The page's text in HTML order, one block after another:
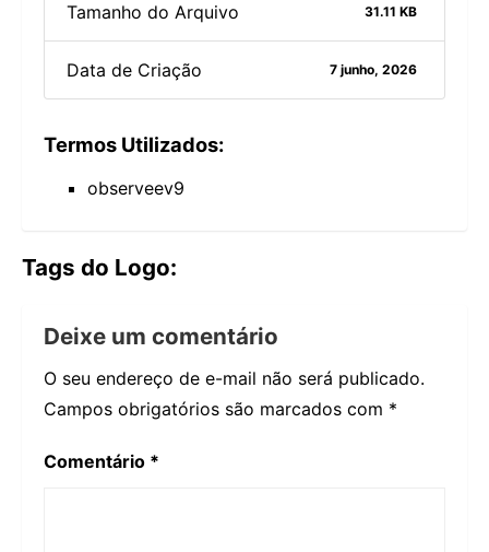
Tamanho do Arquivo 31.11 KB
Data de Criação 7 junho, 2026
Termos Utilizados:
observeev9
Tags do Logo:
Deixe um comentário
O seu endereço de e-mail não será publicado.
Campos obrigatórios são marcados com *
Comentário *